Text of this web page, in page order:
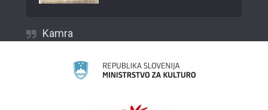
Kamra